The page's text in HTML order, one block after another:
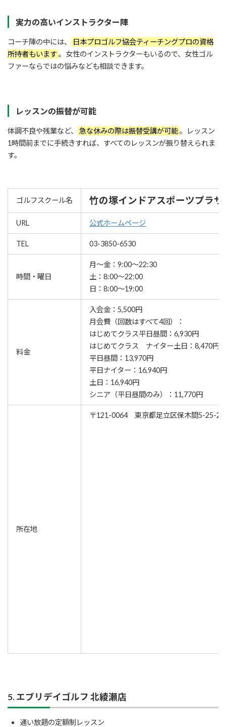
実力の高いインストラクター陣
コーチ陣の中には、
日本プロゴルフ協会ティーチングプロの資格
所持者もいます。女性のインストラクターもいるので、女性ゴル
ファーならではの悩みなども相談できます。
レッスンの振替が可能
体調不良や残業など、 急な休みの際は振替受講が可能。レッスン
1時間前までに手続きすれば、すべてのレッスンが振り替えられま
す。
ゴルフスクール名 竹の塚インドアスポーツプラザ
URL 公式ホームページ
TEL 03-3850-6530
時間・曜日
月〜金：9:00〜22:30
土：8:00〜22:00
日：8:00〜19:00
料金
入会金：5,500円
月会費（回数はすべて4回）：
はじめてクラス平日昼間：6,930円
はじめてクラス ナイター土日：8,470円
平日昼間：13,970円
平日ナイター：16,940円
土日：16,940円
シニア（平日昼間のみ）：11,770円
所在地
〒121-0064 東京都足立区保木間5-25-23
5. エブリデイゴルフ 北綾瀬店
通い放題の定額制レッスン